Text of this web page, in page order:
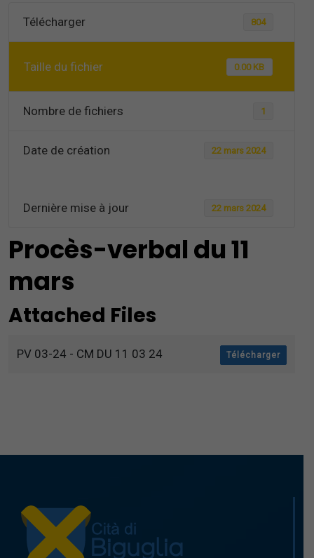
Télécharger 804
Taille du fichier 0.00 KB
Nombre de fichiers 1
Date de création 22 mars 2024
Dernière mise à jour 22 mars 2024
Procès-verbal du 11
mars
Attached Files
PV 03-24 - CM DU 11 03 24 Télécharger